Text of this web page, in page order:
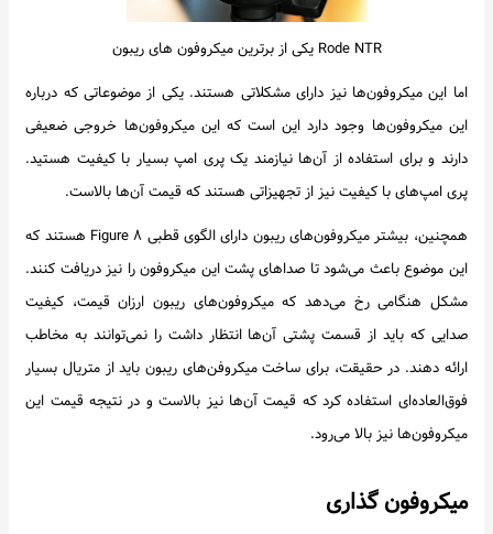
Rode NTR یکی از برترین میکروفون های ریبون
اما این میکروفون‌ها نیز دارای مشکلاتی هستند. یکی از موضوعاتی که درباره
این میکروفون‌ها وجود دارد این است که این میکروفون‌ها خروجی ضعیفی
دارند و برای استفاده از آن‌ها نیازمند یک پری امپ بسیار با کیفیت هستید.
پری امپ‌های با کیفیت نیز از تجهیزاتی هستند که قیمت آن‌ها بالاست.
همچنین، بیشتر میکروفون‌های ریبون دارای الگوی قطبی Figure ۸ هستند که
این موضوع باعث می‌شود تا صداهای پشت این میکروفون را نیز دریافت کنند.
مشکل هنگامی رخ می‌دهد که میکروفون‌های ریبون ارزان قیمت، کیفیت
صدایی که باید از قسمت پشتی آن‌ها انتظار داشت را نمی‌توانند به مخاطب
ارائه دهند. در حقیقت، برای ساخت میکروفن‌های ریبون باید از متریال بسیار
فوق‌العاده‌ای استفاده کرد که قیمت آن‌ها نیز بالاست و در نتیجه قیمت این
میکروفون‌ها نیز بالا می‌رود.
میکروفون گذاری